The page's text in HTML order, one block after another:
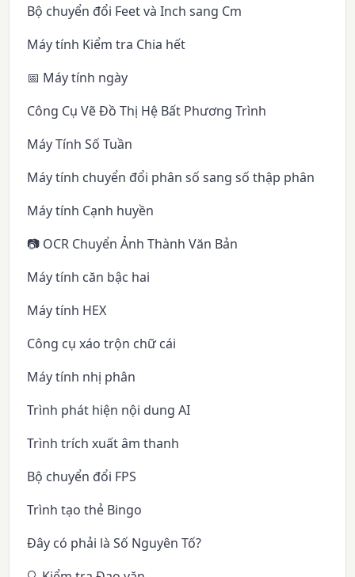
Bộ chuyển đổi Feet và Inch sang Cm
Máy tính Kiểm tra Chia hết
📅 Máy tính ngày
Công Cụ Vẽ Đồ Thị Hệ Bất Phương Trình
Máy Tính Số Tuần
Máy tính chuyển đổi phân số sang số thập phân
Máy tính Cạnh huyền
📷 OCR Chuyển Ảnh Thành Văn Bản
Máy tính căn bậc hai
Máy tính HEX
Công cụ xáo trộn chữ cái
Máy tính nhị phân
Trình phát hiện nội dung AI
Trình trích xuất âm thanh
Bộ chuyển đổi FPS
Trình tạo thẻ Bingo
Đây có phải là Số Nguyên Tố?